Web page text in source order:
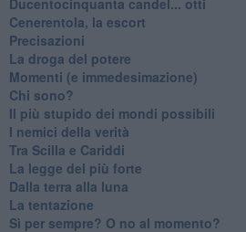
Cenerentola, la escort
Precisazioni
La droga del potere
Momenti (e immedesimazione)
Chi sono?
Il più stupido dei mondi possibili
I nemici della verità
Tra Scilla e Cariddi
La legge del più forte
Dalla terra alla luna
La tentazione
​Sì per sempre? O no al momento?